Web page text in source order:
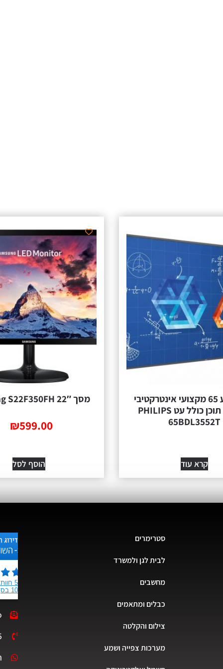
‎לשיתוף תוכן כולל עט PHILIPS
65BDL3552T
קרא עוד
מסך 22″ Samsung S22F350FH
₪599.00
הוסף לסל
סטרימרים
לבית לגן ולמשרד
מחשבים
כבלים ומתאמים
צילום והקלטה
מערכות צפייה ושמע